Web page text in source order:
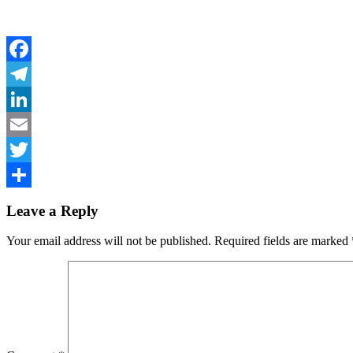
Facebook
Telegram
LinkedIn
Email
Twitter
Leave a Reply
Your email address will not be published. Required fields are marked